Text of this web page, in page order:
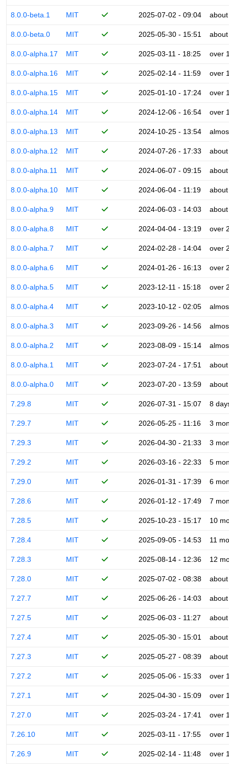
8.0.0-beta.1 MIT 2025-07-02 - 09:04
8.0.0-beta.0 MIT 2025-05-30 - 15:51
8.0.0-alpha.17 MIT 2025-03-11 - 18:25 over
8.0.0-alpha.16 MIT 2025-02-14 - 11:59 over
8.0.0-alpha.15 MIT 2025-01-10 - 17:24 over
8.0.0-alpha.14 MIT 2024-12-06 - 16:54 over
8.0.0-alpha.13 MIT 2024-10-25 - 13:54
8.0.0-alpha.12 MIT 2024-07-26 - 17:33
8.0.0-alpha.11 MIT 2024-06-07 - 09:15
8.0.0-alpha.10 MIT 2024-06-04 - 11:19
8.0.0-alpha.9 MIT 2024-06-03 - 14:03
8.0.0-alpha.8 MIT 2024-04-04 - 13:19 over
8.0.0-alpha.7 MIT 2024-02-28 - 14:04 over
8.0.0-alpha.6 MIT 2024-01-26 - 16:13 over
8.0.0-alpha.5 MIT 2023-12-11 - 15:18 over
8.0.0-alpha.4 MIT 2023-10-12 - 02:05
8.0.0-alpha.3 MIT 2023-09-26 - 14:56
8.0.0-alpha.2 MIT 2023-08-09 - 15:14
8.0.0-alpha.1 MIT 2023-07-24 - 17:51
8.0.0-alpha.0 MIT 2023-07-20 - 13:59
7.29.8 MIT 2026-07-31 - 15:07 8
7.29.7 MIT 2026-05-25 - 11:16 3
7.29.3 MIT 2026-04-30 - 21:33 3
7.29.2 MIT 2026-03-16 - 22:33 5
7.29.0 MIT 2026-01-31 - 17:39 6
7.28.6 MIT 2026-01-12 - 17:49 7
7.28.5 MIT 2025-10-23 - 15:17 10
7.28.4 MIT 2025-09-05 - 14:53 11
7.28.3 MIT 2025-08-14 - 12:36 12
7.28.0 MIT 2025-07-02 - 08:38
7.27.7 MIT 2025-06-26 - 14:03
7.27.5 MIT 2025-06-03 - 11:27
7.27.4 MIT 2025-05-30 - 15:01
7.27.3 MIT 2025-05-27 - 08:39
7.27.2 MIT 2025-05-06 - 15:33 over
7.27.1 MIT 2025-04-30 - 15:09 over
7.27.0 MIT 2025-03-24 - 17:41 over
7.26.10 MIT 2025-03-11 - 17:55 over
7.26.9 MIT 2025-02-14 - 11:48 over